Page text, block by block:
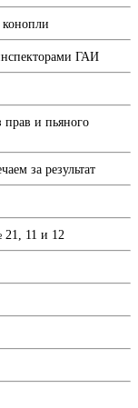
ГАИ
и пьяного
за результат
21, 11 и 12